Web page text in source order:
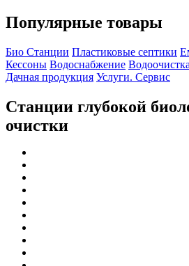
Популярные товары
Био Станции Пластиковые септики
Кессоны Водоснабжение Водоочистка
Дачная продукция Услуги. Сервис
Станции глубокой
очистки